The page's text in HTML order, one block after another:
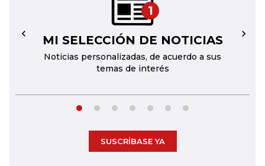
1
MI SELECCIÓN DE NOTICIAS
Noticias personalizadas, de acuerdo a sus
temas de interés
← →
SUSCRÍBASE YA